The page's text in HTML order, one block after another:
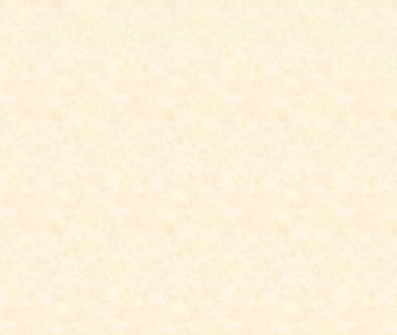
Winterlandschaft,